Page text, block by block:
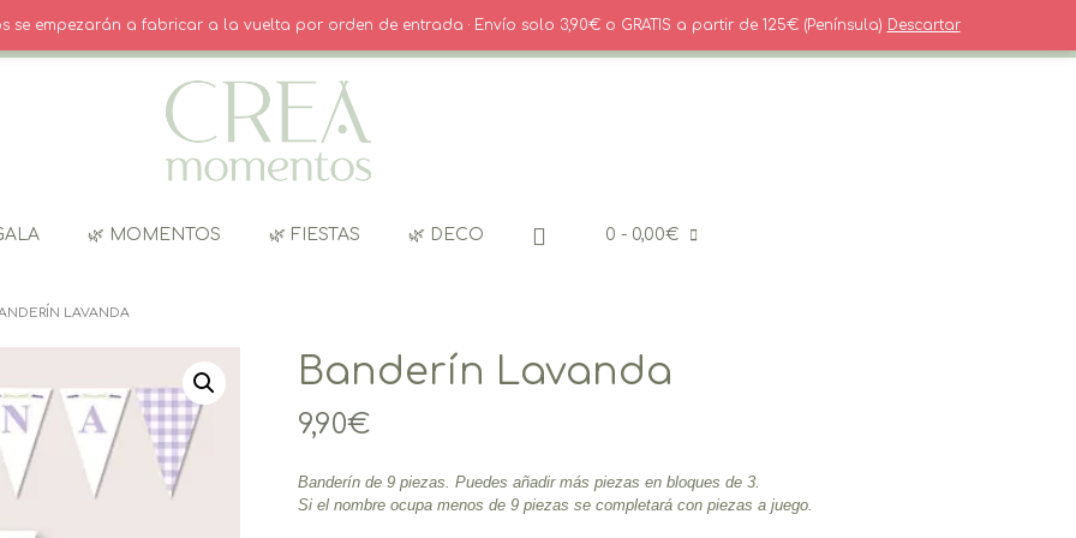
SESIÓN / REGISTRO CARRITO 916554023 Solo Whatsapp
🌿 MOMENTOS 🌿 FIESTAS 🌿 DECO 0 - 0,00€
LAVANDA
Banderín Lavanda
9,90€
Banderín de 9 piezas. Puedes añadir más piezas en bloques de 3.
Si el nombre ocupa menos de 9 piezas se completará con piezas a juego.
empezarán a fabricar a la vuelta por orden de entrada · Envío solo 3,90€ o GRATIS a partir de 125€ (Península) Descartar